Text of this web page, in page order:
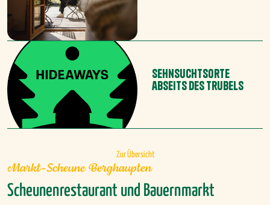
Schwarzwald pur
Ferien auf unserem Bergbauernhof
Sehnsuchtsorte
abseits des Trubels
Zur Übersicht
Markt-Scheune Berghaupten
Scheunenrestaurant und Bauernmarkt